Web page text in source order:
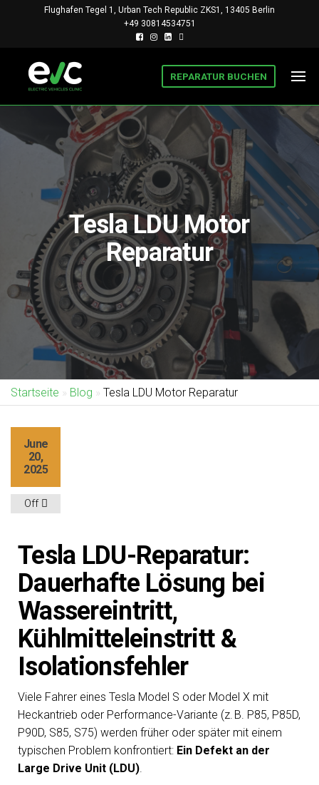
Flughafen Tegel 1, Urban Tech Republic ZKS1, 13405 Berlin
+49 30814534751
BERLIN
EV
CLINIC
PHEV,
FORSCHUNG
UND
REPARATUR
REPARATUR BUCHEN
Tesla LDU Motor
Reparatur
Startseite » Blog » Tesla LDU Motor Reparatur
June
20,
2025
Off
Tesla LDU-Reparatur:
Dauerhafte Lösung bei
Wassereintritt,
Kühlmitteleinstritt &
Isolationsfehler
Viele Fahrer eines Tesla Model S oder Model X mit
Heckantrieb oder Performance-Variante (z. B. P85, P85D,
P90D, S85, S75) werden früher oder später mit einem
typischen Problem konfrontiert: Ein Defekt an der
Large Drive Unit (LDU).